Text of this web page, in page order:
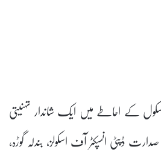
کے احاطے میں ایک شاندار تہنیتی
ڈپٹی انسپکٹر آف اسکولز، بندلہ گوڑہ،